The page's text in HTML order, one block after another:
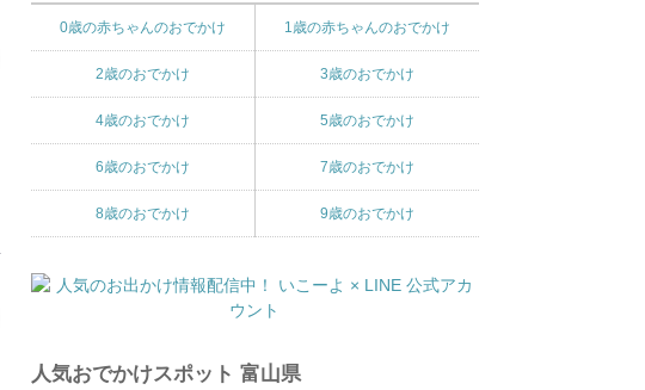
0歳の赤ちゃんのおでかけ 1歳の赤ちゃんのおでかけ
2歳のおでかけ 3歳のおでかけ
4歳のおでかけ 5歳のおでかけ
6歳のおでかけ 7歳のおでかけ
8歳のおでかけ 9歳のおでかけ
人気おでかけスポット 富山県